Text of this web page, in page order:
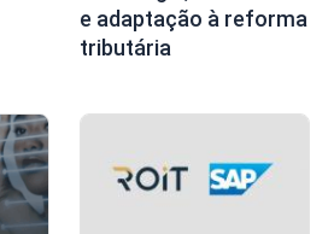
e adaptação à reforma
tributária